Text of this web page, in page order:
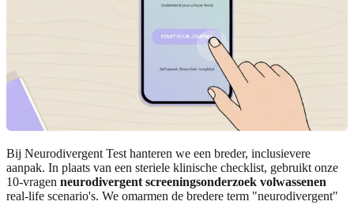
Bij Neurodivergent Test hanteren we een breder, inclusievere
aanpak. In plaats van een steriele klinische checklist, gebruikt onze
10-vragen neurodivergent screeningsonderzoek volwassenen
real-life scenario's. We omarmen de bredere term "neurodivergent"